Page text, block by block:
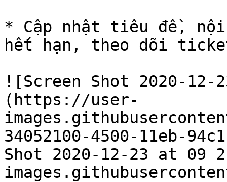
* Cập nhật tiêu đề,
hết hạn, theo dõi
![Screen Shot 2020-
(https://user-
34052100-4500-11eb-
Shot 2020-12-23 at